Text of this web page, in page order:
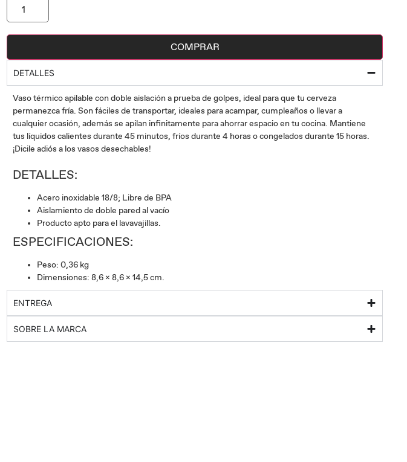
COMPRAR
DETALLES
Vaso térmico apilable con doble aislación a prueba de golpes, ideal para que tu cerveza
permanezca fría. Son fáciles de transportar, ideales para acampar, cumpleaños o llevar a
cualquier ocasión, además se apilan infinitamente para ahorrar espacio en tu cocina. Mantiene
tus líquidos calientes durante 45 minutos, fríos durante 4 horas o congelados durante 15 horas.
¡Dicile adiós a los vasos desechables!
DETALLES:
Acero inoxidable 18/8; Libre de BPA
Aislamiento de doble pared al vacío
Producto apto para el lavavajillas.
ESPECIFICACIONES:
Peso: 0,36 kg
Dimensiones: 8,6 x 8,6 x 14,5 cm.
ENTREGA
SOBRE LA MARCA